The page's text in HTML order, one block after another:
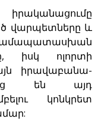
վարպետները և
համապատասխան
իսկ ոլորտի
իրավաբանա-
են այդ
կոնկրետ